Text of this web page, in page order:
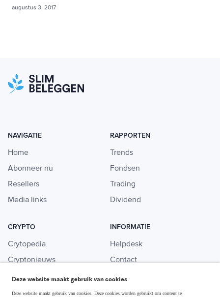
augustus 3, 2017
NAVIGATIE
Home
Abonneer nu
Resellers
Media links
RAPPORTEN
Trends
Fondsen
Trading
Dividend
CRYPTO
Crytopedia
Cryptonieuws
Crypto koopgids
Investeren in crypto
INFORMATIE
Helpdesk
Contact
Adverteren
Deze website maakt gebruik van cookies
Deze website maakt gebruik van cookies. Deze cookies worden gebruikt om content te